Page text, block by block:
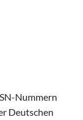
Nummern
Deutschen